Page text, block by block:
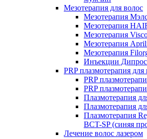
Мезотерапия для волос
Мезотерапия
Мезотерапия
Мезотерапия
Мезотерапия
Мезотерапия
Инъекции
PRP плазмотерапия для
PRP
PRP
Плазмотерапия
Плазмотерапия
Плазмотерапия
BCT-SP (синяя
Лечение волос лазером